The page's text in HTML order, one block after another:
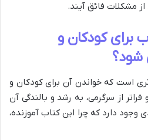
از مشکلات فائق آیند.
برای کودکان و
شود؟
است که خواندن آن برای کودکان و
از سرگرمی، به رشد و بالندگی آن
دارد که چرا این کتاب آموزنده،